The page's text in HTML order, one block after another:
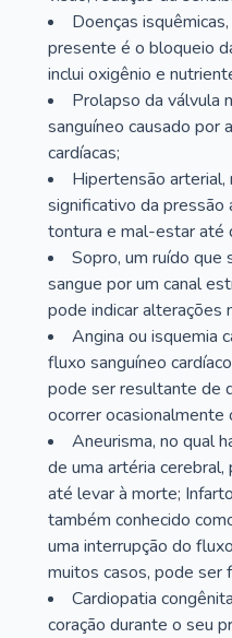
Doenças
presente é o bloqueio
inclui oxigênio e
Prolapso da válvula
sanguíneo causado por
cardíacas;
Hipertensão arterial,
significativo da pressão
tontura e mal-estar até
Sopro, um ruído que
sangue por um canal
pode indicar alterações
Angina ou isquemia
fluxo sanguíneo
pode ser resultante de
ocorrer ocasionalmente
Aneurisma, no qual
de uma artéria
até levar à morte;
também conhecido
uma interrupção do
muitos casos, pode ser
Cardiopatia
coração durante o seu